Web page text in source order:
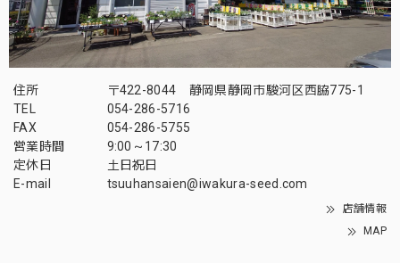
住所
〒422-8044 静岡県静岡市駿河区西脇775-1
TEL
054-286-5716
FAX
054-286-5755
営業時間
9:00～17:30
定休日
土日祝日
E-mail
tsuuhansaien@iwakura-seed.com
店舗情報
MAP